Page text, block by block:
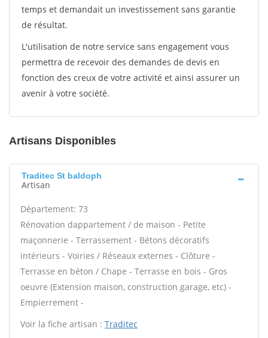
temps et demandait un investissement sans garantie
de résultat.
L'utilisation de notre service sans engagement vous
permettra de recevoir des demandes de devis en
fonction des creux de votre activité et ainsi assurer un
avenir à votre société.
Artisans Disponibles
Traditec St baldoph
Artisan
Département: 73
Rénovation dappartement / de maison - Petite
maçonnerie - Terrassement - Bétons décoratifs
intérieurs - Voiries / Réseaux externes - Clôture -
Terrasse en béton / Chape - Terrasse en bois - Gros
oeuvre (Extension maison, construction garage, etc) -
Empierrement -
Voir la fiche artisan : Traditec